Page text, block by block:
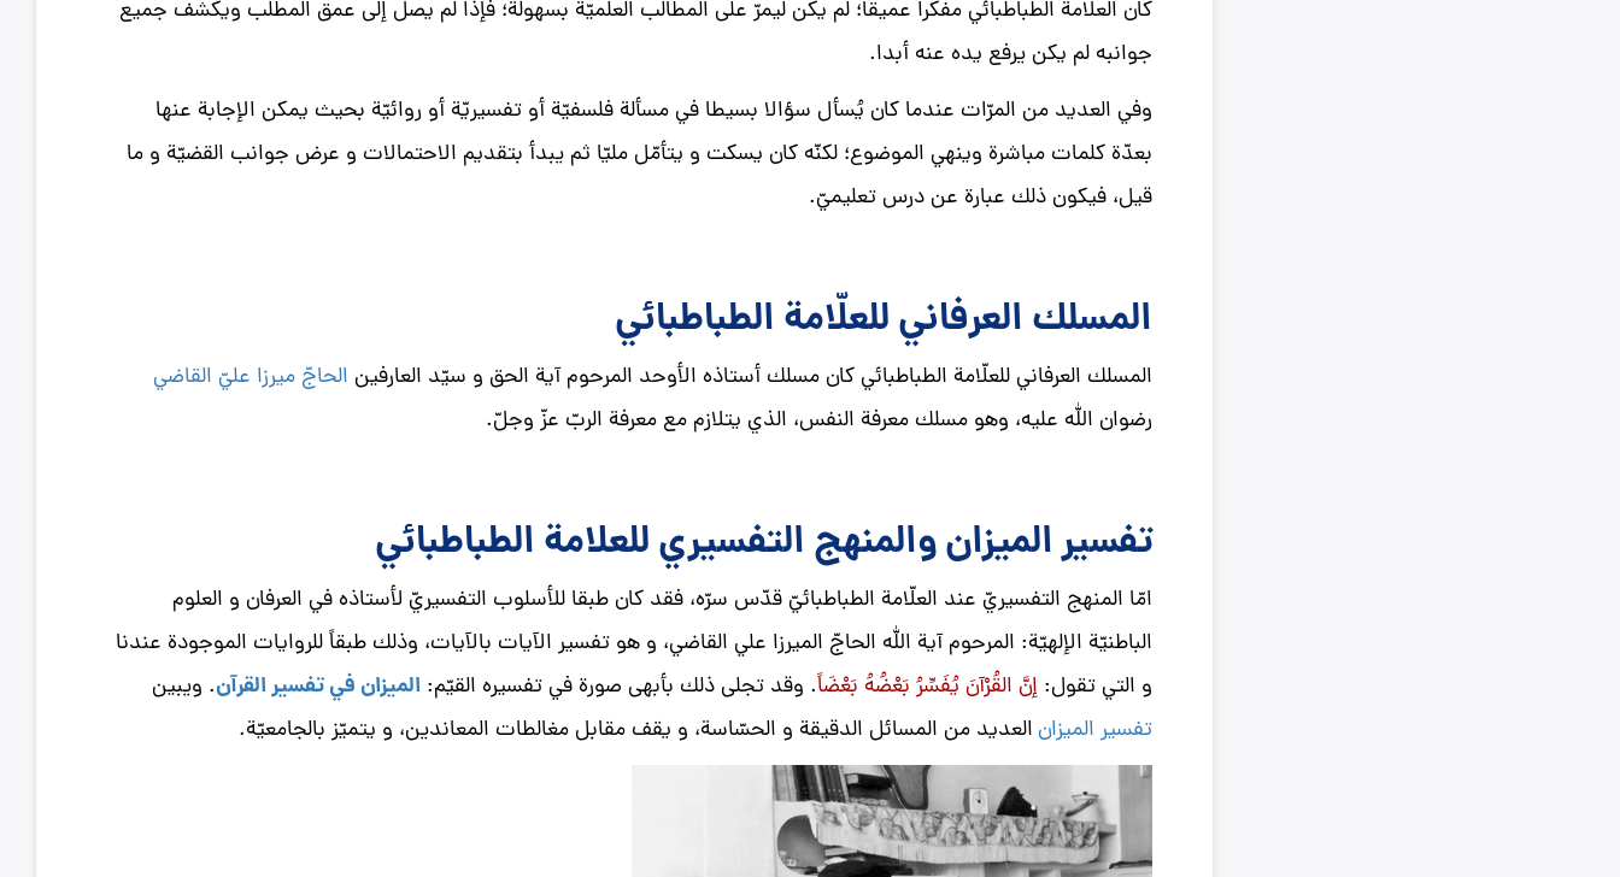
كان العلامة الطباطبائي مفكّرا عميقا؛ لم يكن ليمرّ على المطالب العلميّة بسهولة؛ فإذا لم يصل إلى عمق المطلب ويكشف جميع
جوانبه لم يكن يرفع يده عنه أبدا.
وفي العديد من المرّات عندما كان يُسأل سؤالا بسيطا في مسألة فلسفيّة أو تفسيريّة أو روائيّة بحيث يمكن الإجابة عنها
بعدّة كلمات مباشرة وينهي الموضوع؛ لكنّه كان يسكت و يتأمّل مليّا ثم يبدأ بتقديم الاحتمالات و عرض جوانب القضيّة و ما
قيل، فيكون ذلك عبارة عن درس تعليميّ.
المسلك العرفاني للعلّامة الطباطبائي
المسلك العرفاني للعلّامة الطباطبائي كان مسلك أستاذه الأوحد المرحوم آية الحق و سيّد العارفين الحاجّ ميرزا عليّ القاضي
رضوان الله عليه، وهو مسلك معرفة النفس، الذي يتلازم مع معرفة الربّ عزّ وجلّ.
تفسير الميزان والمنهج التفسيري للعلامة الطباطبائي
امّا المنهج التفسيريّ عند العلّامة الطباطبائيّ قدّس سرّه، فقد كان طبقا للأسلوب التفسيريّ لأستاذه في العرفان و العلوم
الباطنيّة الإلهيّة: المرحوم آية الله الحاجّ الميرزا علي القاضي، و هو تفسير الآيات بالآيات، وذلك طبقاً للروايات الموجودة عندنا
و التي تقول: إنَّ القُرْآنَ يُفَسِّرُ بَعْضُهُ بَعْضَاً. وقد تجلى ذلك بأبهى صورة في تفسيره القيّم: الميزان في تفسير القرآن. ويبين
تفسير الميزان العديد من المسائل الدقيقة و الحسّاسة، و يقف مقابل مغالطات المعاندين، و يتميّز بالجامعيّة.